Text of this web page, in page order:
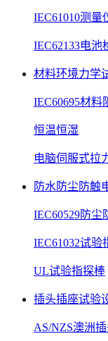
IEC61010测量
IEC62133电池
材料环境力学
IEC60695材料
恒温恒湿
电脑伺服式拉
防水防尘防触
IEC60529防尘
IEC61032试验
UL试验指探棒
插头插座试验
AS/NZS澳洲